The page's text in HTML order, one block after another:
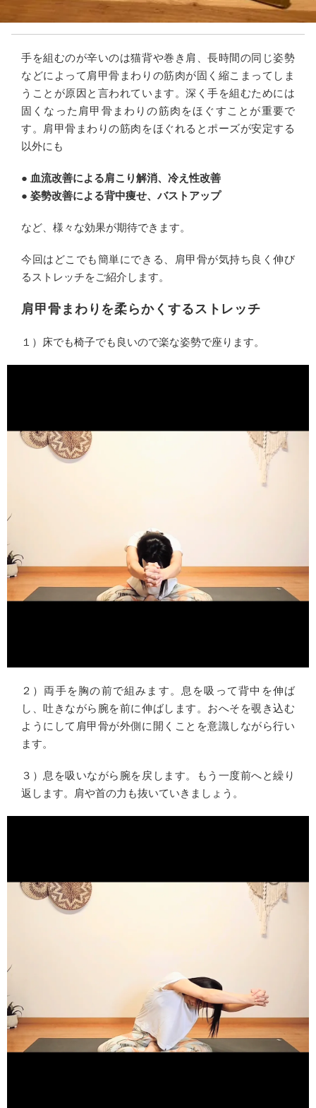
手を組むのが辛いのは猫背や巻き肩、長時間の同じ姿勢
などによって肩甲骨まわりの筋肉が固く縮こまってしま
うことが原因と言われています。深く手を組むためには
固くなった肩甲骨まわりの筋肉をほぐすことが重要で
す。肩甲骨まわりの筋肉をほぐれるとポーズが安定する
以外にも
● 血流改善による肩こり解消、冷え性改善
● 姿勢改善による背中痩せ、バストアップ
など、様々な効果が期待できます。
今回はどこでも簡単にできる、肩甲骨が気持ち良く伸び
るストレッチをご紹介します。
肩甲骨まわりを柔らかくするストレッチ
１）床でも椅子でも良いので楽な姿勢で座ります。
２）両手を胸の前で組みます。息を吸って背中を伸ば
し、吐きながら腕を前に伸ばします。おへそを覗き込む
ようにして肩甲骨が外側に開くことを意識しながら行い
ます。
３）息を吸いながら腕を戻します。もう一度前へと繰り
返します。肩や首の力も抜いていきましょう。